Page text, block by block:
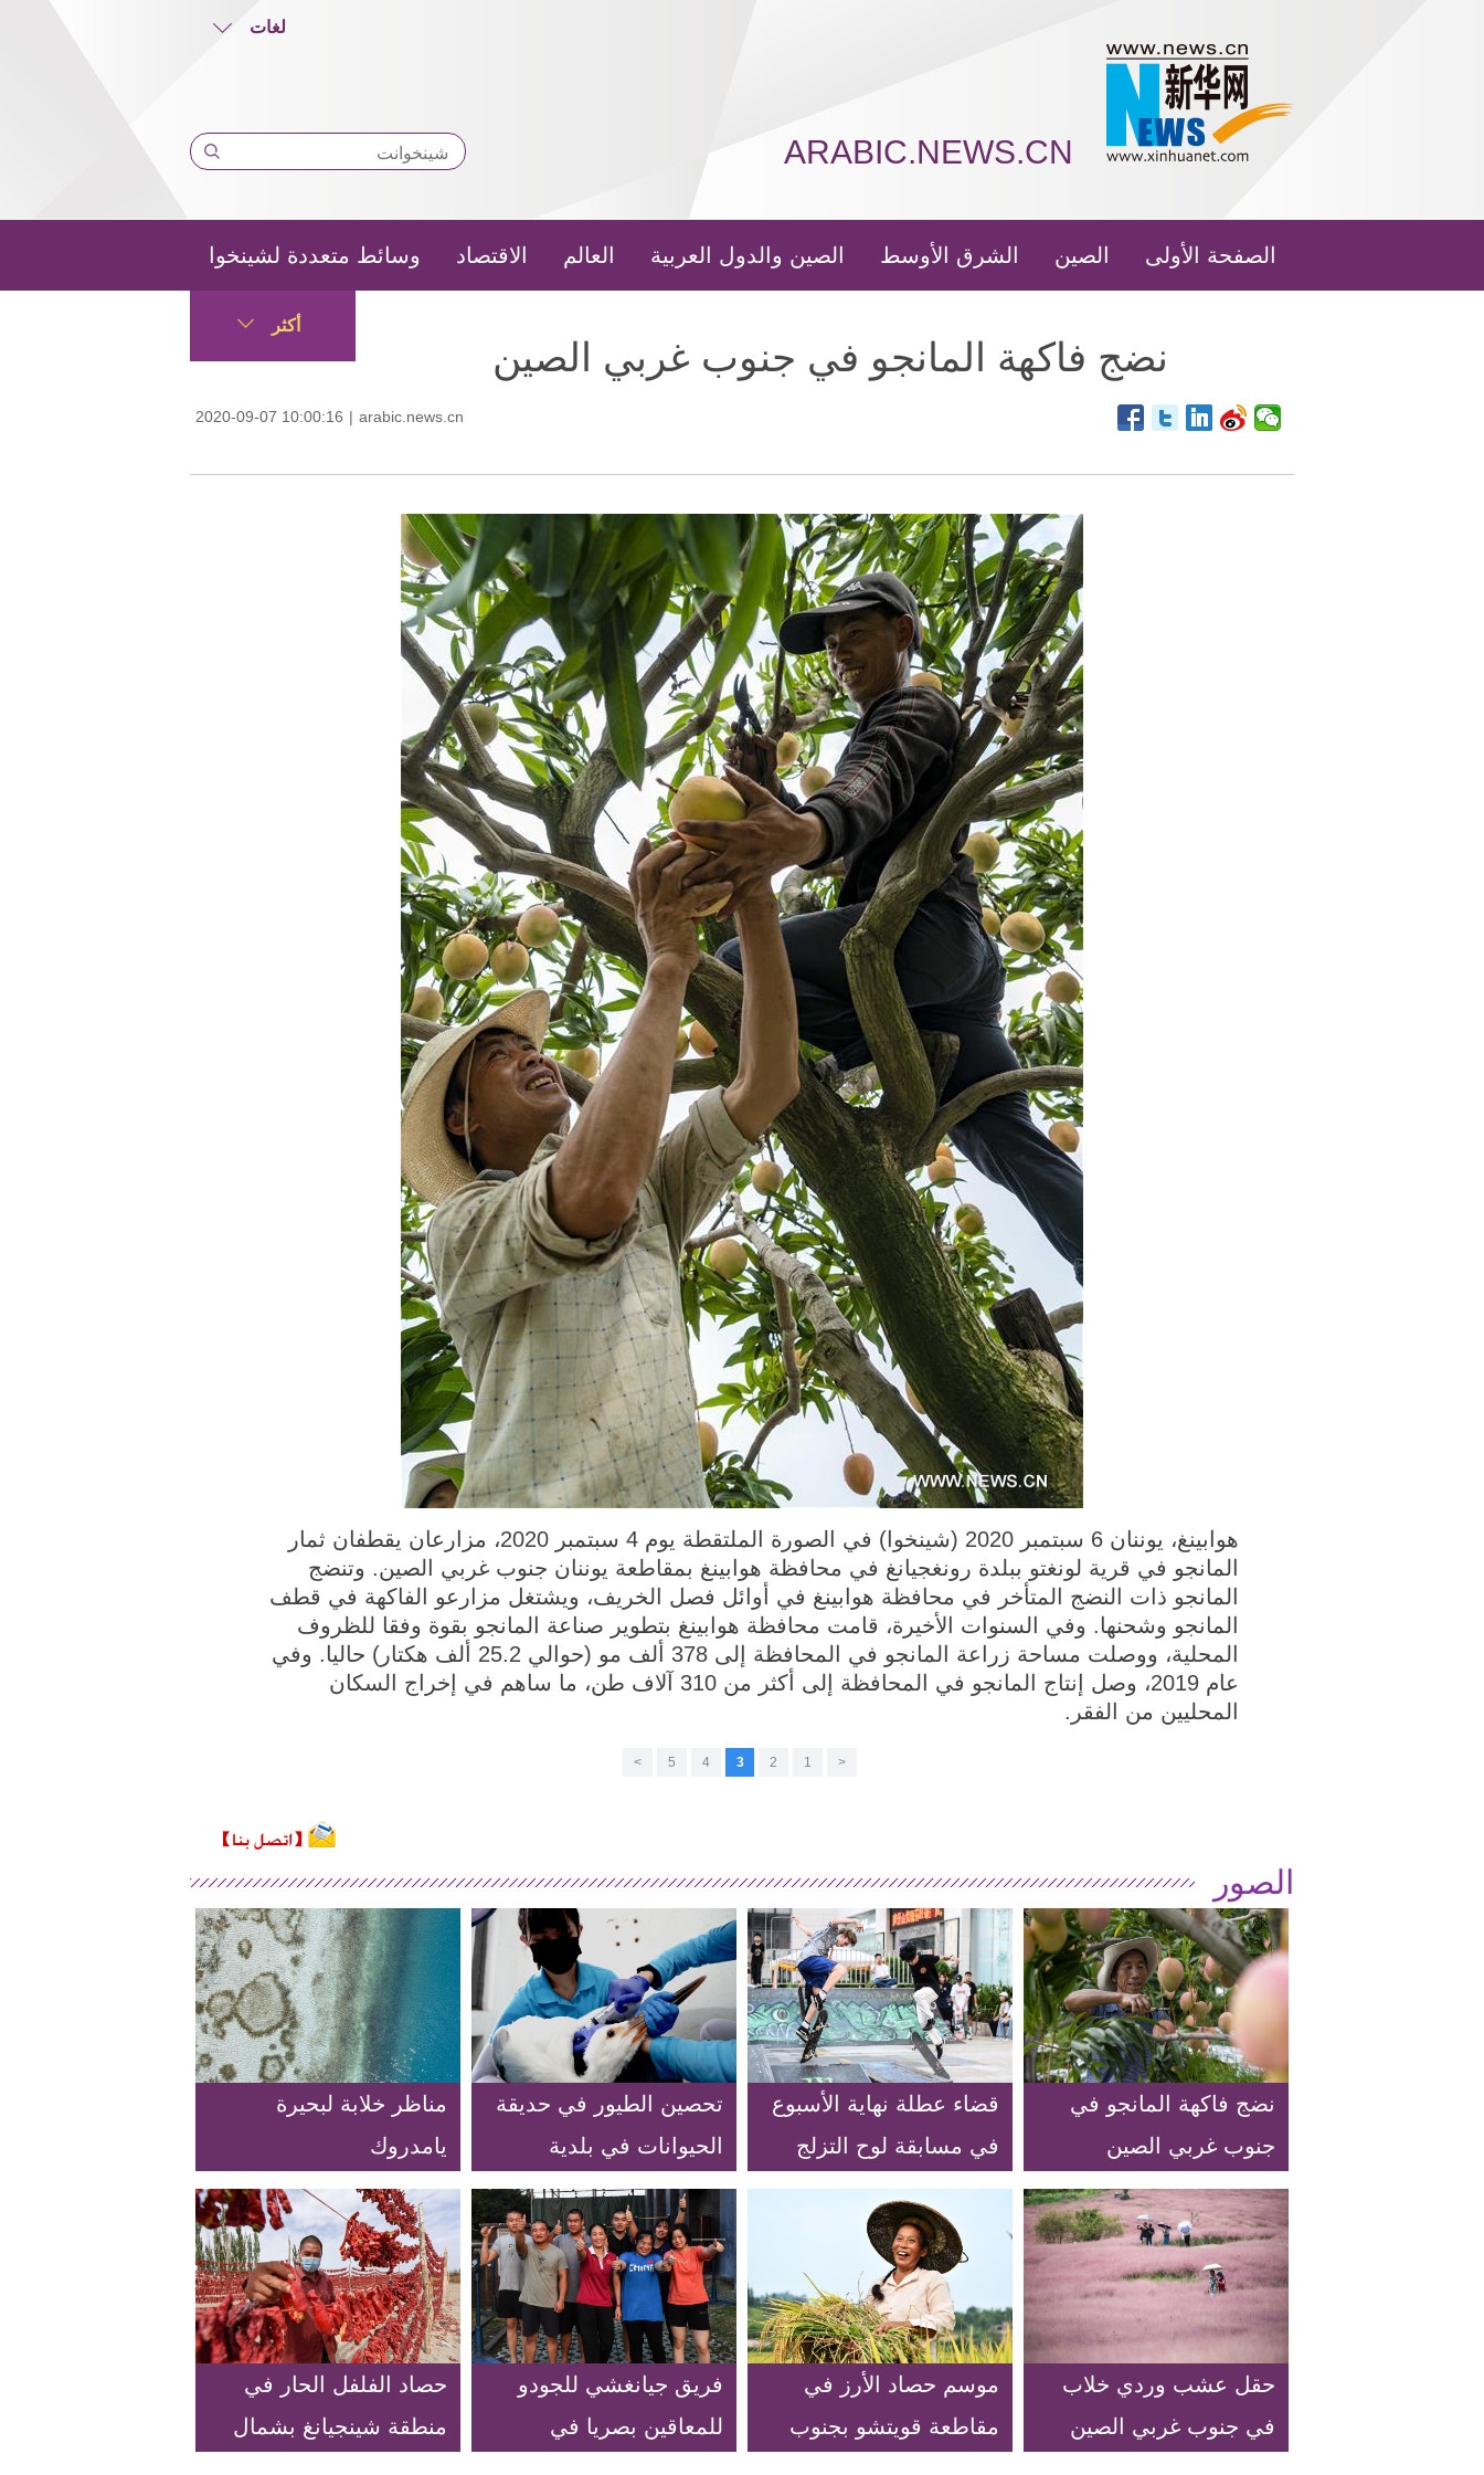
لغات
ARABIC.NEWS.CN
الصفحة الأولى الصين الشرق الأوسط الصين والدول العربية العالم الاقتصاد وسائط متعددة لشينخوا
أكثر
نضج فاكهة المانجو في جنوب غربي الصين
2020-09-07 10:00:16 | arabic.news.cn
هوابينغ، يوننان 6 سبتمبر 2020 (شينخوا) في الصورة الملتقطة يوم 4 سبتمبر 2020، مزارعان يقطفان ثمار
المانجو في قرية لونغتو ببلدة رونغجيانغ في محافظة هوابينغ بمقاطعة يوننان جنوب غربي الصين. وتنضج
المانجو ذات النضج المتأخر في محافظة هوابينغ في أوائل فصل الخريف، ويشتغل مزارعو الفاكهة في قطف
المانجو وشحنها. وفي السنوات الأخيرة، قامت محافظة هوابينغ بتطوير صناعة المانجو بقوة وفقا للظروف
المحلية، ووصلت مساحة زراعة المانجو في المحافظة إلى 378 ألف مو (حوالي 25.2 ألف هكتار) حاليا. وفي
عام 2019، وصل إنتاج المانجو في المحافظة إلى أكثر من 310 آلاف طن، ما ساهم في إخراج السكان
المحليين من الفقر.
<
1
2
3
4
5
>
الصور
نضج فاكهة المانجو في
جنوب غربي الصين
قضاء عطلة نهاية الأسبوع
في مسابقة لوح التزلج
في مدينة هايكو بمقاطعة
هاينان بجنوب الصين
تحصين الطيور في حديقة
الحيوانات في بلدية
شانغهاي
مناظر خلابة لبحيرة
يامدروك
حقل عشب وردي خلاب
في جنوب غربي الصين
موسم حصاد الأرز في
مقاطعة قويتشو بجنوب
فريق جيانغشي للجودو
للمعاقين بصريا في
حصاد الفلفل الحار في
منطقة شينجيانغ بشمال